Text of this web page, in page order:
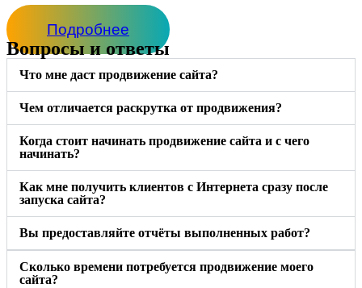
Подробнее
Вопросы и ответы
Что мне даст продвижение сайта?
Чем отличается раскрутка от продвижения?
Когда стоит начинать продвижение сайта и с чего
начинать?
Как мне получить клиентов с Интернета сразу после
запуска сайта?
Вы предоставляйте отчёты выполненных работ?
Сколько времени потребуется продвижение моего
сайта?